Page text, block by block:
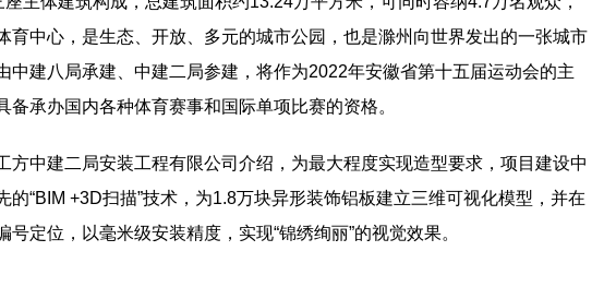
育中心，是生态、开放、多元的城市公园，也是滁州向世界发出的一张城市
中建八局承建、中建二局参建，将作为2022年安徽省第十五届运动会的主
备承办国内各种体育赛事和国际单项比赛的资格。
方中建二局安装工程有限公司介绍，为最大程度实现造型要求，项目建设中
的“BIM +3D扫描”技术，为1.8万块异形装饰铝板建立三维可视化模型，并在
号定位，以毫米级安装精度，实现“锦绣绚丽”的视觉效果。